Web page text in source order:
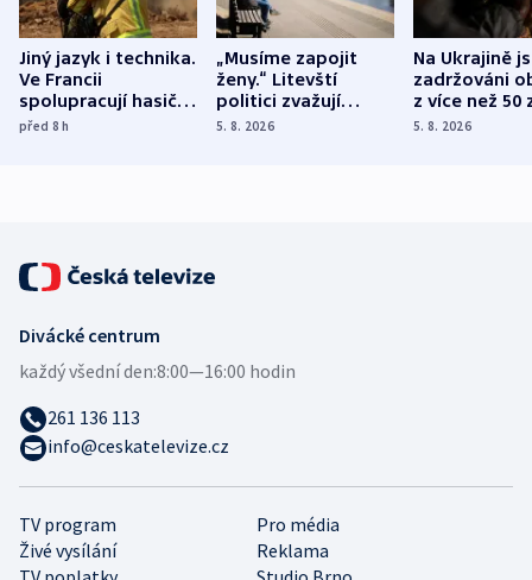
Jiný jazyk i technika.
Ve Francii
spolupracují hasiči z
různých zemí
před 8h
„Musíme zapojit
ženy.“ Litevští
politici zvažují
dohodu o
5. 8. 2026
Na Ukrajině
zadržováni
z více než 50
Bojovali na
5. 8. 2026
TV program
Pro média
Živé vysílání
Reklama
Divácké centrum
každý všední den:8:00—16:00 hodin
261 136 113
info@ceskatelevize.cz